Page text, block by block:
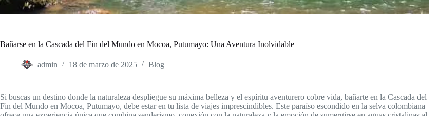
Bañarse en la Cascada del Fin del Mundo en Mocoa, Putumayo: Una Aventura Inolvidable
admin 18 de marzo de 2025 Blog
Si buscas un destino donde la naturaleza despliegue su máxima belleza y el espíritu aventurero cobre vida, bañarte en la Cascada del
Fin del Mundo en Mocoa, Putumayo, debe estar en tu lista de viajes imprescindibles. Este paraíso escondido en la selva colombiana